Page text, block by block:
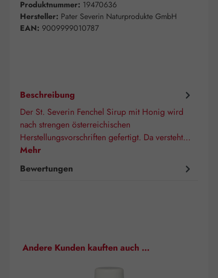
Produktnummer: 19470636
Hersteller: Pater Severin Naturprodukte GmbH
EAN: 9009999010787
Beschreibung
Der St. Severin Fenchel Sirup mit Honig wird
nach strengen österreichischen
Herstellungsvorschriften gefertigt. Da versteht…
Mehr
Bewertungen
Produktgalerie überspringen
Andere Kunden kauften auch …